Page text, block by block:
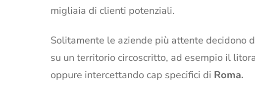
migliaia di clienti potenziali.
Solitamente le aziende più attente decidono
su un territorio circoscritto, ad esempio il
oppure intercettando cap specifici di Roma.